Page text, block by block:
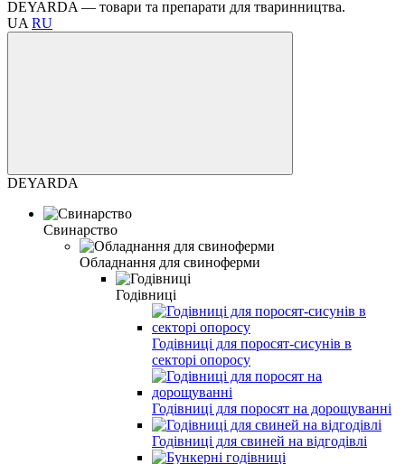
DEYARDA — товари та препарати для тваринництва.
UA RU
DEYARDA
Свинарство
Обладнання для свиноферми
Годівниці
Годівниці для поросят-сисунів в
секторі опоросу
Годівниці для поросят на дорощуванні
Годівниці для свиней на відгодівлі